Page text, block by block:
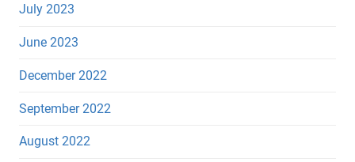
July 2023
June 2023
December 2022
September 2022
August 2022